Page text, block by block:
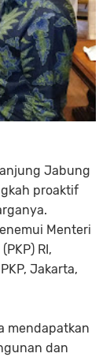
Jabung
proaktif
Menteri
RI,
Jakarta,
mendapatkan
dan